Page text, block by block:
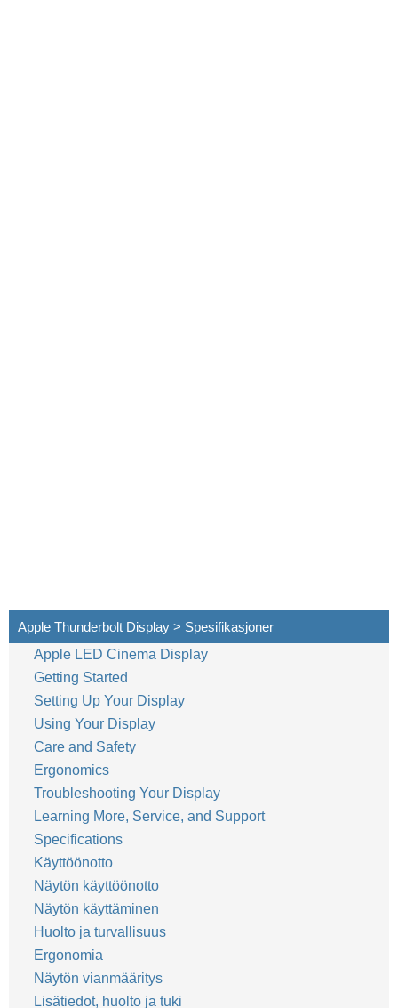
Apple Thunderbolt Display > Spesifikasjoner
Apple LED Cinema Display
Getting Started
Setting Up Your Display
Using Your Display
Care and Safety
Ergonomics
Troubleshooting Your Display
Learning More, Service, and Support
Specifications
Käyttöönotto
Näytön käyttöönotto
Näytön käyttäminen
Huolto ja turvallisuus
Ergonomia
Näytön vianmääritys
Lisätiedot, huolto ja tuki